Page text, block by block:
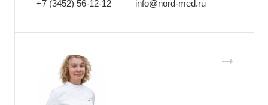
+7 (3452) 56-12-12 info@nord-med.ru